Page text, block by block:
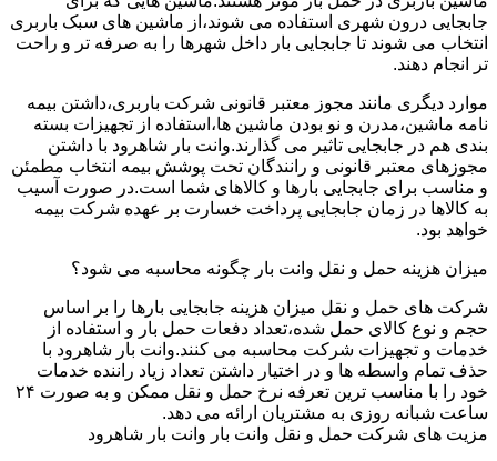
جابجایی درون شهری استفاده می شوند،از ماشین های سبک باربری
انتخاب می شوند تا جابجایی بار داخل شهرها را به صرفه تر و راحت
تر انجام دهند.
موارد دیگری مانند مجوز معتبر قانونی شرکت باربری،داشتن بیمه
نامه ماشین،مدرن و نو بودن ماشین ها،استفاده از تجهیزات بسته
بندی هم در جابجایی تاثیر می گذارند.وانت بار شاهرود با داشتن
مجوزهای معتبر قانونی و رانندگان تحت پوشش بیمه انتخاب مطمئن
و مناسب برای جابجایی بارها و کالاهای شما است.در صورت آسیب
به کالاها در زمان جابجایی پرداخت خسارت بر عهده شرکت بیمه
خواهد بود.
میزان هزینه حمل و نقل وانت بار چگونه محاسبه می شود؟
شرکت های حمل و نقل میزان هزینه جابجایی بارها را بر اساس
حجم و نوع کالای حمل شده،تعداد دفعات حمل بار و استفاده از
خدمات و تجهیزات شرکت محاسبه می کنند.وانت بار شاهرود با
حذف تمام واسطه ها و در اختیار داشتن تعداد زیاد راننده خدمات
خود را با مناسب ترین تعرفه نرخ حمل و نقل ممکن و به صورت ۲۴
ساعت شبانه روزی به مشتریان ارائه می دهد.
مزیت های شرکت حمل و نقل وانت بار وانت بار شاهرود